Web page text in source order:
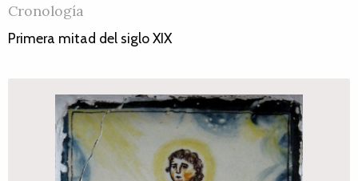
Cronología
Primera mitad del siglo XIX